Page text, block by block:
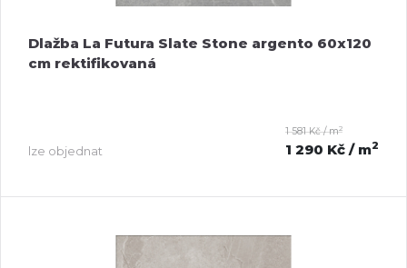
Dlažba La Futura Slate Stone argento 60x120
cm rektifikovaná
lze objednat
1 581 Kč / m2
1 290 Kč / m2